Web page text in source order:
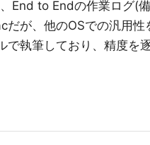
End to Endの作業ログ(備
だが、他のOSでの汎用性
で執筆しており、精度を